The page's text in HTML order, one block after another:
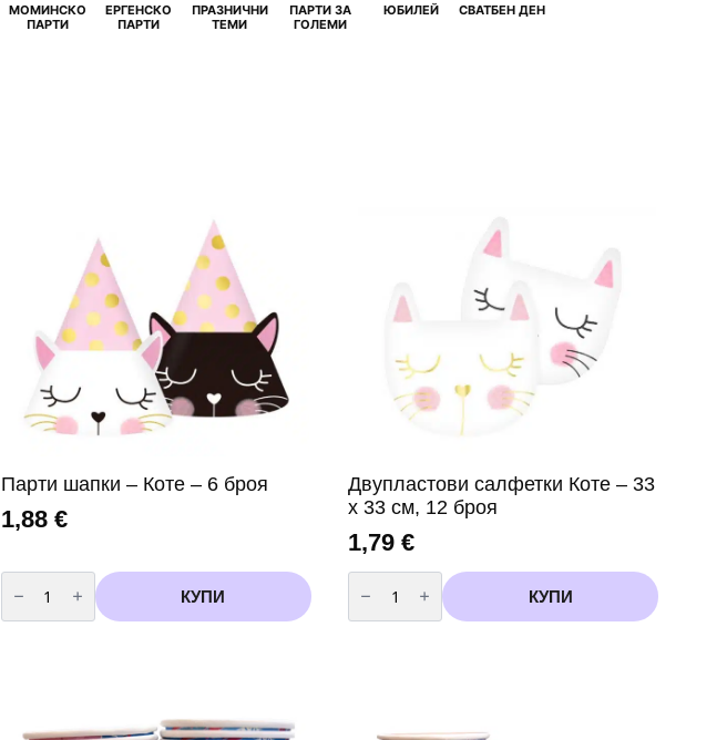
МОМИНСКО
ПАРТИ
ЕРГЕНСКО
ПАРТИ
ПРАЗНИЧНИ
ТЕМИ
ПАРТИ ЗА
ГОЛЕМИ
ЮБИЛЕЙ СВАТБЕН ДЕН
Парти шапки – Коте – 6 броя
1,88 €
количество
за
Парти
шапки
КУПИ
Двупластови салфетки Коте – 33
х 33 см, 12 броя
1,79€
количество
за
Двупластови
салфетки
КУПИ